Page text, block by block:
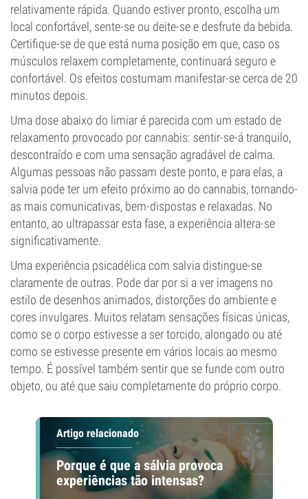
relativamente rápida. Quando estiver pronto, escolha um
local confortável, sente-se ou deite-se e desfrute da bebida.
Certifique-se de que está numa posição em que, caso os
músculos relaxem completamente, continuará seguro e
confortável. Os efeitos costumam manifestar-se cerca de 20
minutos depois.
Uma dose abaixo do limiar é parecida com um estado de
relaxamento provocado por cannabis: sentir-se-á tranquilo,
descontraído e com uma sensação agradável de calma.
Algumas pessoas não passam deste ponto, e para elas, a
salvia pode ter um efeito próximo ao do cannabis, tornando-
as mais comunicativas, bem-dispostas e relaxadas. No
entanto, ao ultrapassar esta fase, a experiência altera-se
significativamente.
Uma experiência psicadélica com salvia distingue-se
claramente de outras. Pode dar por si a ver imagens no
estilo de desenhos animados, distorções do ambiente e
cores invulgares. Muitos relatam sensações físicas únicas,
como se o corpo estivesse a ser torcido, alongado ou até
como se estivesse presente em vários locais ao mesmo
tempo. É possível também sentir que se funde com outro
objeto, ou até que saiu completamente do próprio corpo.
Artigo relacionado
Porque é que a sálvia provoca
experiências tão intensas?